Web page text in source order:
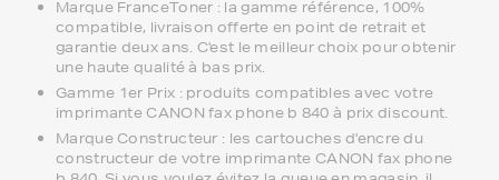
Marque FranceToner : la gamme référence, 100%
compatible, livraison offerte en point de retrait et
garantie deux ans. C'est le meilleur choix pour obtenir
une haute qualité à bas prix.
Gamme 1er Prix : produits compatibles avec votre
imprimante CANON fax phone b 840 à prix discount.
Marque Constructeur : les cartouches d'encre du
constructeur de votre imprimante CANON fax phone